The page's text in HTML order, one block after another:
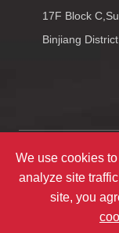
17F Block
Binjiang
Copyright©
We use cookies
analyze site
site, you